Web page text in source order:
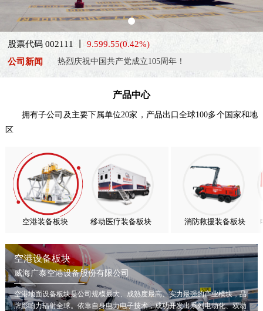
股票代码 002111 丨9.599.55(0.42%)
公司新闻
热烈庆祝中国共产党成立105周年！
喜报！威海广泰ESG评级荣获AAA级 可持续发展实力获权威…
扬帆出海，聚力同行｜广大航服开启国际化新征程
产品中心
拥有子公司及主要下属单位20家，产品出口全球100多个国家和地
区
空港装备板块 移动医疗装备板块 消防救援装备板块
空港设备板块
威海广泰空港设备股份有限公司
空港地面设备板块是公司规模最大、成熟度最高、实力最强的产业模块，品
牌影响力辐射全球。依靠自身电力电子技术，成功开发出系列电动化、双动